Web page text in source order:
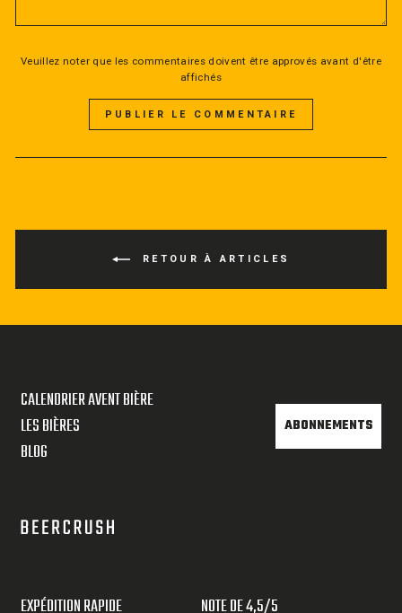
Veuillez noter que les commentaires doivent être approvés avant d'être
affichés
PUBLIER LE COMMENTAIRE
RETOUR À ARTICLES
CALENDRIER AVENT BIÈRE
LES BIÈRES
BLOG
ABONNEMENTS
EXPÉDITION RAPIDE NOTE DE 4,5/5